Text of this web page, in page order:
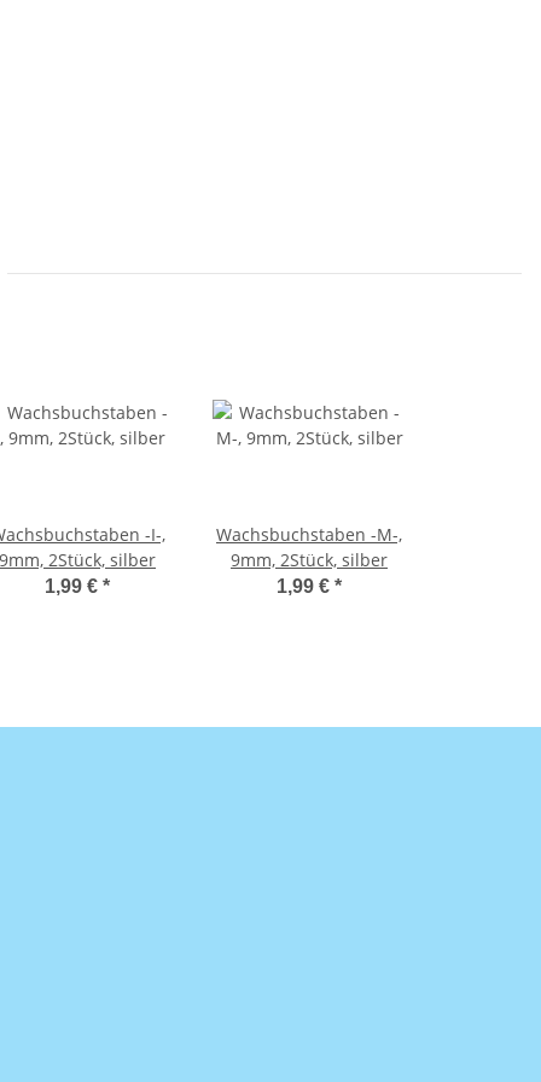
-I-,
9mm, 2Stück, silber
1,99 € *
Wachsbuchstaben -M-,
9mm, 2Stück, silber
1,99 € *